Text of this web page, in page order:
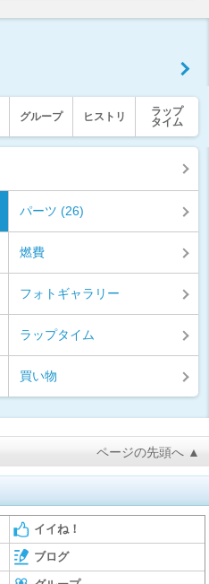
グループ ヒストリ
ラップ
タイム
パーツ (26)
燃費
フォトギャラリー
ラップタイム
買い物
ページの先頭へ ▲
イイね！
ブログ